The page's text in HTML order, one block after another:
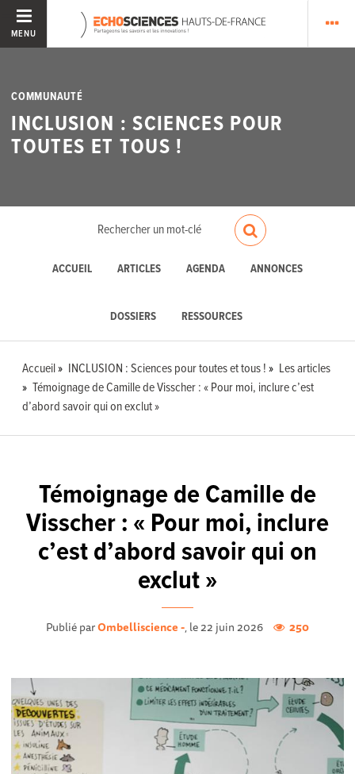
MENU
COMMUNAUTÉ
INCLUSION : SCIENCES POUR
TOUTES ET TOUS !
ACCUEIL ARTICLES AGENDA ANNONCES
DOSSIERS RESSOURCES
Accueil INCLUSION : Sciences pour toutes et tous !
Les articles
Témoignage de Camille de Visscher : « Pour moi, inclure c’est
d’abord savoir qui on exclut »
Témoignage de Camille de
Visscher : « Pour moi, inclure
c’est d’abord savoir qui on
exclut »
Publié parOmbelliscience -, le 22 juin 2026 250